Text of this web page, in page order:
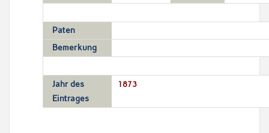
Paten
Bemerkung
Jahr des
Eintrages
1873